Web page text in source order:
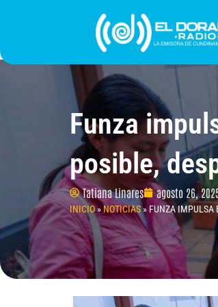
INICIO PROGRAMACIÓN
Funza
posible,
Tatiana Linares agosto 26,
INICIO»NOTICIAS» FUNZA IMPULSA